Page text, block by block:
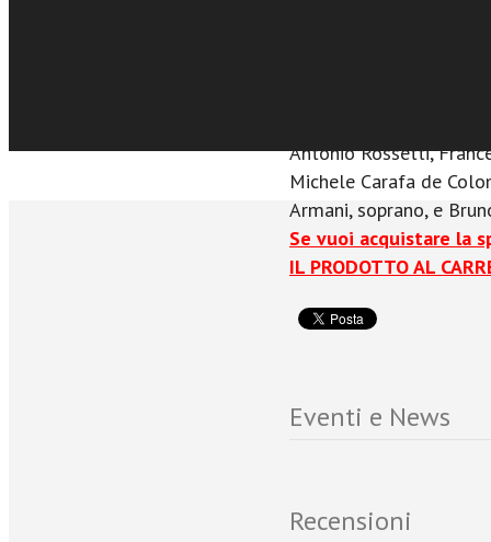
Antonio Rossetti,
Michele Carafa de
Armani, soprano, e
Se vuoi acquistare la
IL PRODOTTO AL
Eventi e News
Recensioni